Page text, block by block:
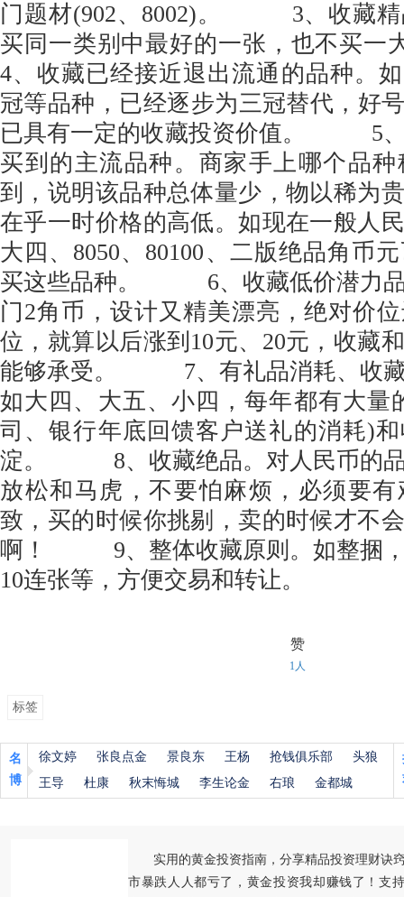
门题材(902、8002)。 3、收藏精
买同一类别中最好的一张，也不
4、收藏已经接近退出流通的品种。如
冠等品种，已经逐步为三冠替代，好
已具有一定的收藏投资价值。 5、
买到的主流品种。商家手上哪个品
到，说明该品种总体量少，物以稀为
在乎一时价格的高低。如现在一般人
大四、8050、80100、二版绝品角币
买这些品种。 6、收藏低价潜力品
门2角币，设计又精美漂亮，绝对价
位，就算以后涨到10元、20元，收藏
能够承受。 7、有礼品消耗、收藏
如大四、大五、小四，每年都有大量
司、银行年底回馈客户送礼的消耗)
淀。 8、收藏绝品。对人民币的品
放松和马虎，不要怕麻烦，必须要
致，买的时候你挑剔，卖的时候才不
啊！ 9、整体收藏原则。如整捆，
10连张等，方便交易和转让。
赞
1人
标签
名
博
徐文婷 张良点金 景良东 王杨 抢钱俱乐部
头狼
王导
杜康 秋末悔城 李生论金 右琅 金都城
实用的黄金投资指南，分享精品投资理财诀
市暴跌人人都亏了，黄金投资我却赚钱了！支